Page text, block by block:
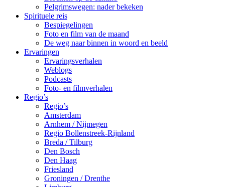
Pelgrimswegen: nader bekeken
Spirituele reis
Bespiegelingen
Foto en film van de maand
De weg naar binnen in woord en beeld
Ervaringen
Ervaringsverhalen
Weblogs
Podcasts
Foto- en filmverhalen
Regio’s
Regio’s
Amsterdam
Arnhem / Nijmegen
Regio Bollenstreek-Rijnland
Breda / Tilburg
Den Bosch
Den Haag
Friesland
Groningen / Drenthe